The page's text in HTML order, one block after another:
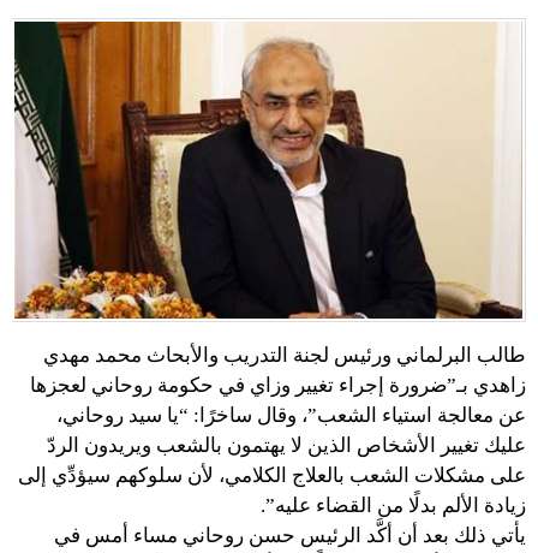
طالب البرلماني ورئيس لجنة التدريب والأبحاث محمد مهدي
زاهدي بـ”ضرورة إجراء تغيير وزاي في حكومة روحاني لعجزها
عن معالجة استياء الشعب”، وقال ساخرًا: “يا سيد روحاني،
عليك تغيير الأشخاص الذين لا يهتمون بالشعب ويريدون الردّ
على مشكلات الشعب بالعلاج الكلامي، لأن سلوكهم سيؤدِّي إلى
زيادة الألم بدلًا من القضاء عليه”.
يأتي ذلك بعد أن أكَّد الرئيس حسن روحاني مساء أمس في